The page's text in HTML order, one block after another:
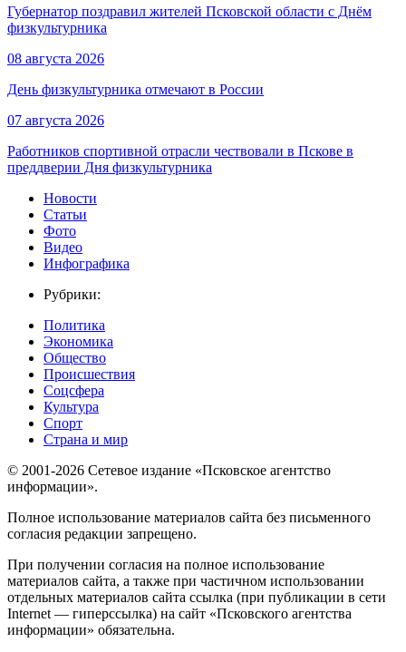
Губернатор поздравил жителей Псковской области с Днём
физкультурника
08 августа 2026
День физкультурника отмечают в России
07 августа 2026
Работников спортивной отрасли чествовали в Пскове в
преддверии Дня физкультурника
Новости
Статьи
Фото
Видео
Инфографика
Рубрики:
Политика
Экономика
Общество
Происшествия
Соцсфера
Культура
Спорт
Страна и мир
© 2001-2026 Сетевое издание «Псковское агентство
информации».
Полное использование материалов сайта без письменного
согласия редакции запрещено.
При получении согласия на полное использование
материалов сайта, а также при частичном использовании
отдельных материалов сайта ссылка (при публикации в сети
Internet — гиперссылка) на сайт «Псковского агентства
информации» обязательна.